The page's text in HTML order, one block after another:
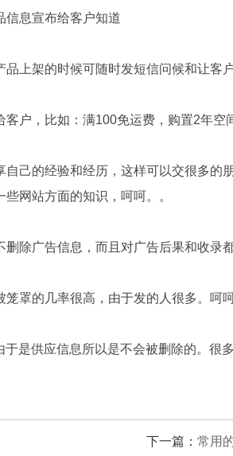
息宣布给客户知道
架的时候可随时发短信问候和让客户
，比如：满100免运费，购置2年空
的经验和经历，这样可以交很多的
网站方面的知识，呵呵。。
广告信息，而且对广告后果和收录都
的几率很高，由于发的人很多。呵呵
供应信息所以是不会被删除的。很
下一篇： 常用